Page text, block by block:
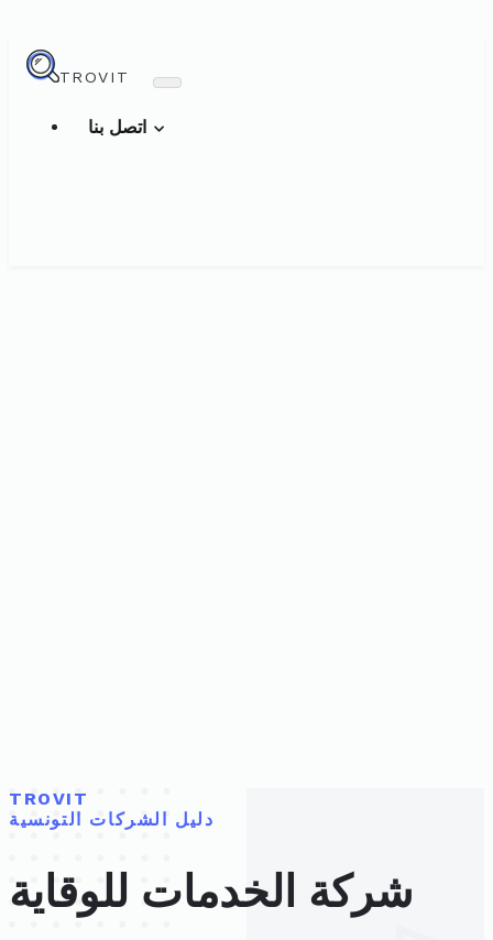
TROVIT
TROVIT
دليل الشركات التونسية
شركة الخدمات للوقاية